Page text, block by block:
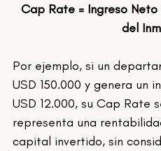
Cap Rate = Ingreso
del
Por ejemplo, si un
USD 150.000 y genera un
USD 12.000, su Cap Rate
representa una
capital invertido, sin